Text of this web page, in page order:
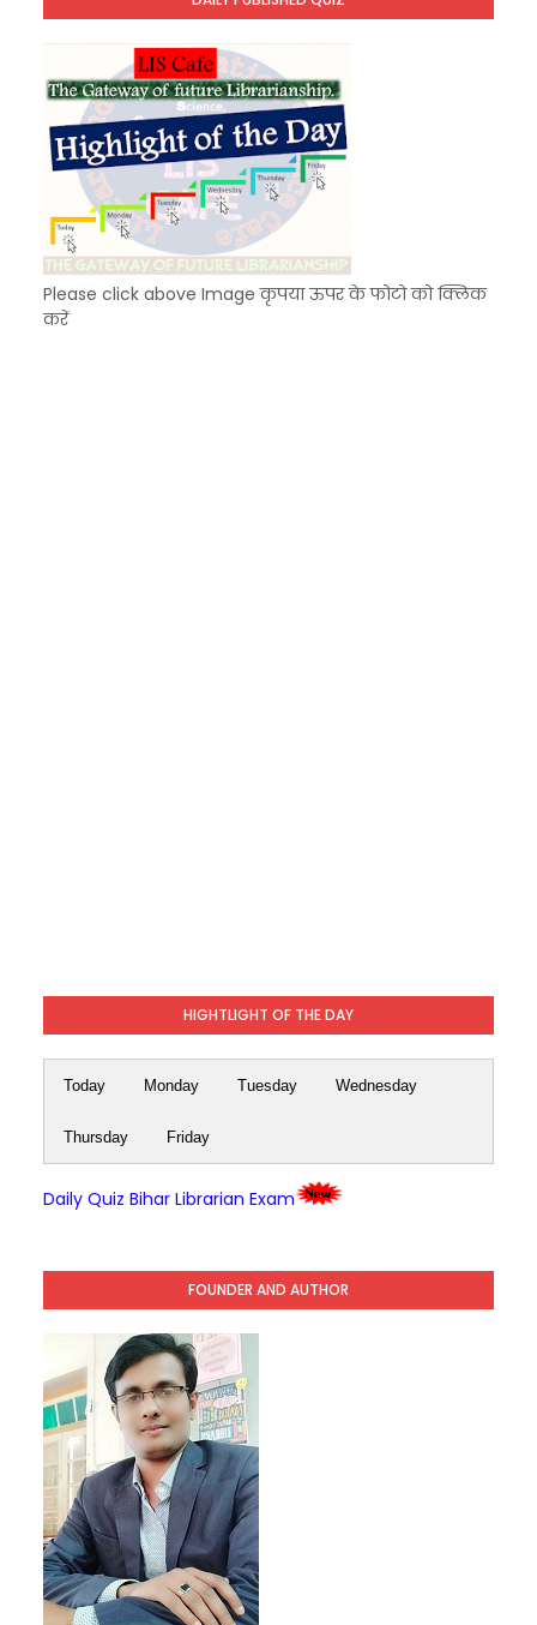
Please click above Image कृपया ऊपर के फोटो को क्लिक
करें
HIGHTLIGHT OF THE DAY
Today Monday Tuesday Wednesday
Thursday Friday
Daily Quiz Bihar Librarian Exam
FOUNDER AND AUTHOR